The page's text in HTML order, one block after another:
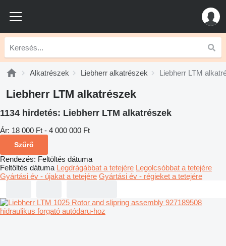
Alkatrészek Liebherr alkatrészek Liebherr LTM
Liebherr LTM alkatrészek
1134 hirdetés: Liebherr LTM alkatrészek
Ár: 18 000 Ft - 4 000 000 Ft
Szűrő
Rendezés: Feltöltés dátuma
Feltöltés dátuma Legdrágábbat a tetejére Legolcsóbbat a tetejére
Gyártási év - újakat a tetejére Gyártási év - régieket a tetejére